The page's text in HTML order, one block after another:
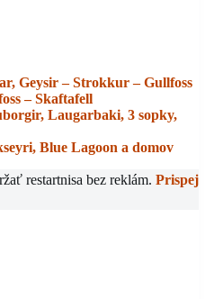
Geysir – Strokkur – Gullfoss
– Skaftafell
Laugarbaki, 3 sopky,
Blue Lagoon a domov
restartnisa bez reklám. Prispej